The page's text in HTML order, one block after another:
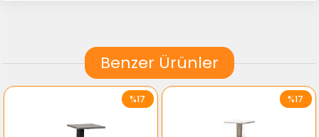
Benzer Ürünler
%17 %17